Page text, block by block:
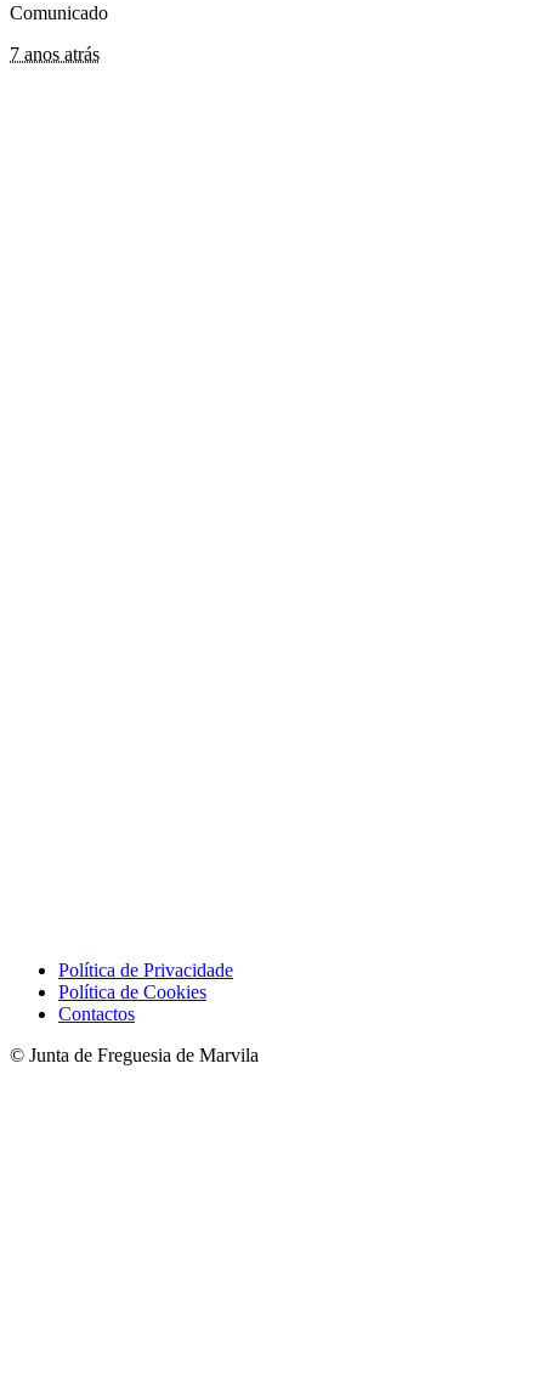
Comunicado
7 anos atrás
Política de Privacidade
Política de Cookies
Contactos
© Junta de Freguesia de Marvila